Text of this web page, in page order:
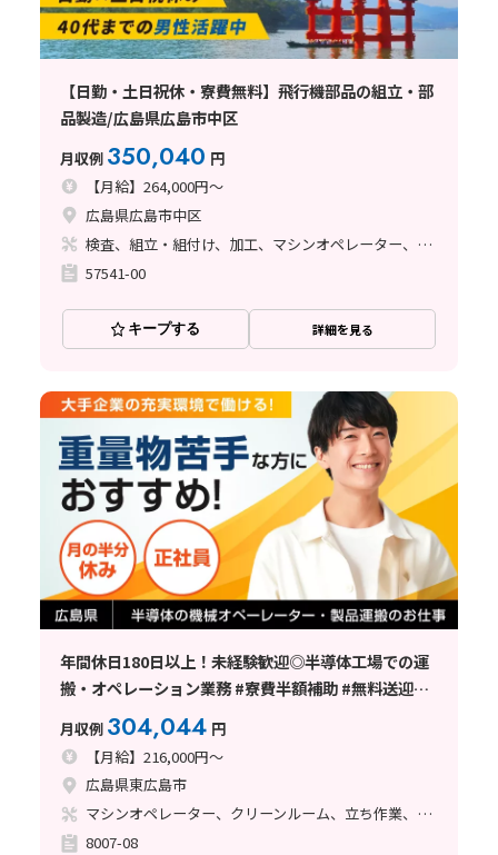
【日勤・土日祝休・寮費無料】飛行機部品の組立・部
品製造/広島県広島市中区
月収例 350,040 円
【月給】264,000円～
広島県広島市中区
検査、組立・組付け、加工、マシンオペレーター、クリーンルーム、品質管理、メンテナンス・保全、フォークリフト、玉掛け・クレーン、ライン作業、ハンダ付け、鋳造・鍛造、立ち作業、溶接、塗装、バリ取り
57541-00
キープする 詳細を見る
年間休日180日以上！未経験歓迎◎半導体工場での運
搬・オペレーション業務 #寮費半額補助 #無料送迎あ
月収例 304,044 円
【月給】216,000円～
広島県東広島市
マシンオペレーター、クリーンルーム、立ち作業、その他
8007-08